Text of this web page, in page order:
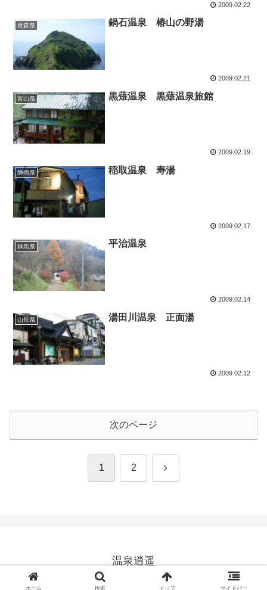
2009.02.22
青森県 鍋石温泉 椿山の野湯
2009.02.21
富山県 黒薙温泉 黒薙温泉旅館
2009.02.19
静岡県 稲取温泉 寿湯
2009.02.17
群馬県 平治温泉
2009.02.14
山形県 湯田川温泉 正面湯
2009.02.12
次のページ
1 2 次
温泉逍遥
© 2025 温泉逍遥.
ホーム 検索 トップ サイドバー